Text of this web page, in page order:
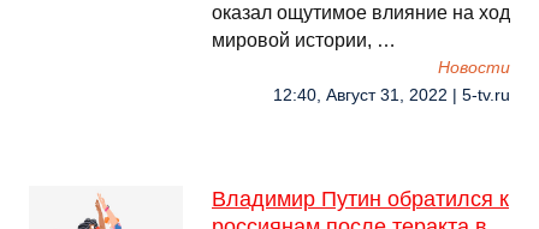
оказал ощутимое влияние на ход
мировой истории, …
Новости
12:40, Август 31, 2022 | 5-tv.ru
Владимир Путин обратился к